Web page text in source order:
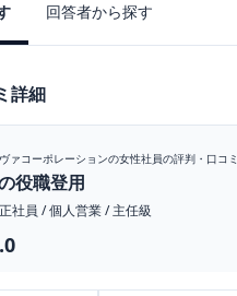
回答者から探す
詳細
ァコーポレーションの女性社員の評判・口コミ
役職登用
正社員 /個人営業/主任級